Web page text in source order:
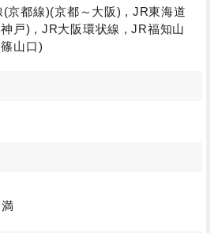
京都線)(京都～大阪) , JR東海道
戸) , JR大阪環状線 , JR福知山
山口)